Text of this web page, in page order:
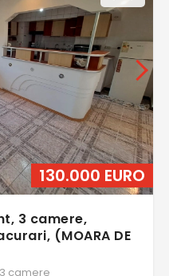
130.000 EURO
3 camere,
(MOARA DE
3 camere